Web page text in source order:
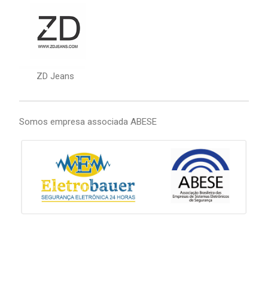
ZD Jeans
Somos empresa associada ABESE